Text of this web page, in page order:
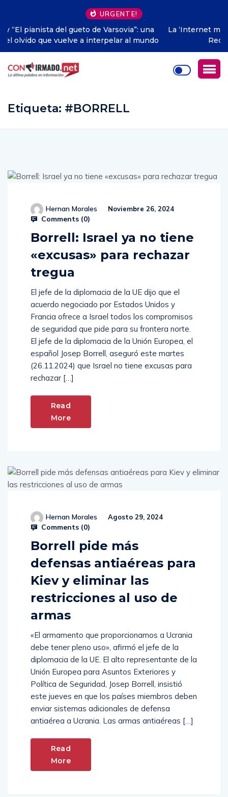
URGENTE!
La ‘Internet muerta’: el inquietante escenario sobre la
Red empieza a hacerse realidad
Etiqueta: #BORRELL
Hernan Morales Noviembre 26, 2024
Comments (0)
Borrell: Israel ya no tiene
«excusas» para rechazar
tregua
El jefe de la diplomacia de la UE dijo que el
acuerdo negociado por Estados Unidos y
Francia ofrece a Israel todos los compromisos
de seguridad que pide para su frontera norte.
El jefe de la diplomacia de la Unión Europea, el
español Josep Borrell, aseguró este martes
(26.11.2024) que Israel no tiene excusas para
rechazar […]
Read
More
Hernan Morales Agosto 29, 2024
Comments (0)
Borrell pide más
defensas antiaéreas para
Kiev y eliminar las
restricciones al uso de
armas
«El armamento que proporcionamos a Ucrania
debe tener pleno uso», afirmó el jefe de la
diplomacia de la UE. El alto representante de la
Unión Europea para Asuntos Exteriores y
Política de Seguridad, Josep Borrell, insistió
este jueves en que los países miembros deben
enviar sistemas adicionales de defensa
antiaérea a Ucrania. Las armas antiaéreas […]
Read
More